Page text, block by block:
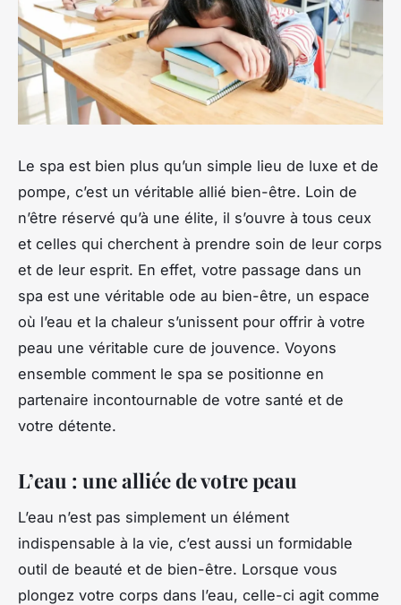
Le spa est bien plus qu’un simple lieu de luxe et de
pompe, c’est un véritable allié bien-être. Loin de
n’être réservé qu’à une élite, il s’ouvre à tous ceux
et celles qui cherchent à prendre soin de leur corps
et de leur esprit. En effet, votre passage dans un
spa est une véritable ode au bien-être, un espace
où l’eau et la chaleur s’unissent pour offrir à votre
peau une véritable cure de jouvence. Voyons
ensemble comment le spa se positionne en
partenaire incontournable de votre santé et de
votre détente.
L’eau : une alliée de votre peau
L’eau n’est pas simplement un élément
indispensable à la vie, c’est aussi un formidable
outil de beauté et de bien-être. Lorsque vous
plongez votre corps dans l’eau, celle-ci agit comme